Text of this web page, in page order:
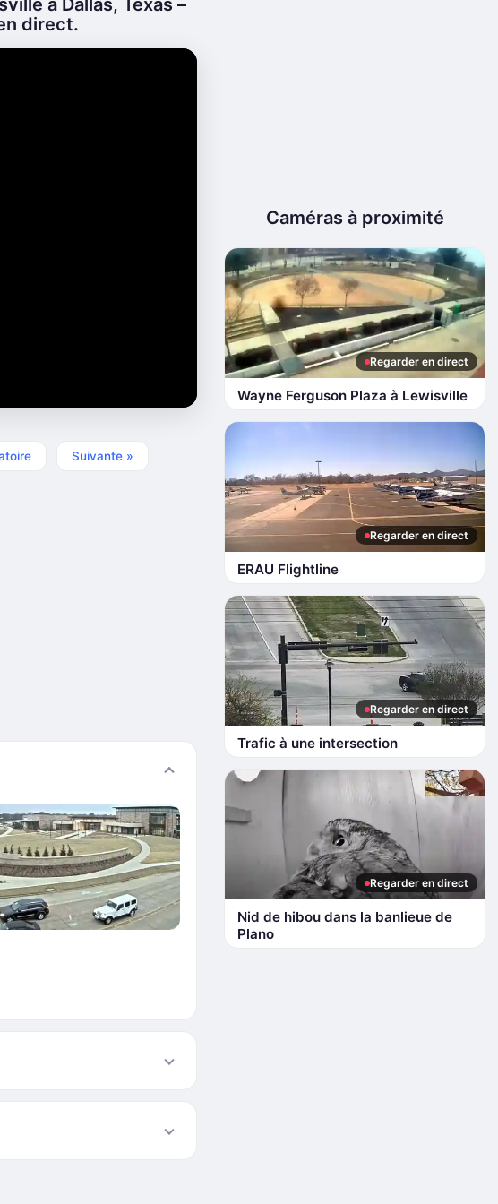
à Dallas, Texas –
direct.
Suivante »
Caméras à proximité
Regarder en direct
Wayne Ferguson Plaza à Lewisville
Regarder en direct
ERAU Flightline
Regarder en direct
Trafic à une intersection
Regarder en direct
Nid de hibou dans la banlieue de
Plano